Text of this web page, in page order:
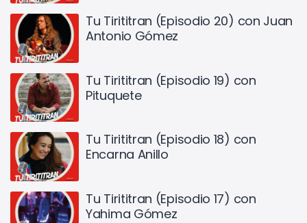
Tu Tirititran (Episodio 20) con Juan
Antonio Gómez
Tu Tirititran (Episodio 19) con
Pituquete
Tu Tirititran (Episodio 18) con
Encarna Anillo
Tu Tirititran (Episodio 17) con
Yahima Gómez